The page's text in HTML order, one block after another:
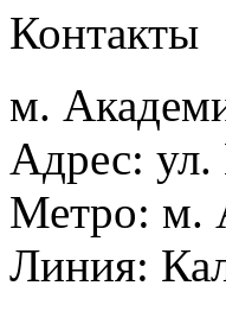
Контакты
м.
Адрес: ул.
Метро: м.
Линия: